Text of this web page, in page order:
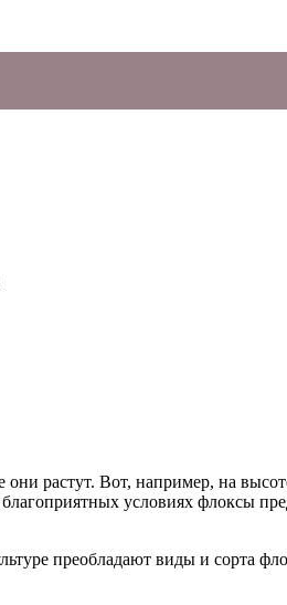
растут. Вот, например, на
условиях флоксы
преобладают виды и сорта